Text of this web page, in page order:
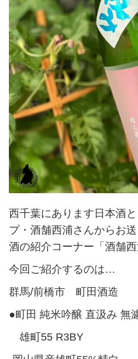
西千葉にあります日本酒
プ・酒舗西浦さんからお
酒の紹介コーナー「酒舗
今回ご紹介するのは…
群馬/前橋市 町田酒造
●町田 純米吟醸 直汲み 無
雄町55 R3BY